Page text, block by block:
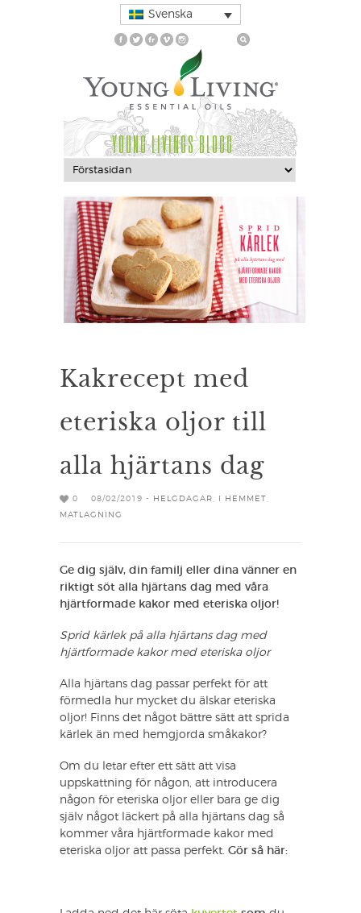
Svenska
YOUNG LIVINGS BLOGG
Kakrecept med
eteriska oljor till
alla hjärtans dag
0 08/02/2019 - HELGDAGAR I HEMMET
MATLAGNING
Ge dig själv, din familj eller dina vänner en
riktigt söt alla hjärtans dag med våra
hjärtformade kakor med eteriska oljor!
Sprid kärlek på alla hjärtans dag med
hjärtformade kakor med eteriska oljor
Alla hjärtans dag passar perfekt för att
förmedla hur mycket du älskar eteriska
oljor! Finns det något bättre sätt att sprida
kärlek än med hemgjorda småkakor?
Om du letar efter ett sätt att visa
uppskattning för någon, att introducera
någon för eteriska oljor eller bara ge dig
själv något läckert på alla hjärtans dag så
kommer våra hjärtformade kakor med
eteriska oljor att passa perfekt. Gör så här: